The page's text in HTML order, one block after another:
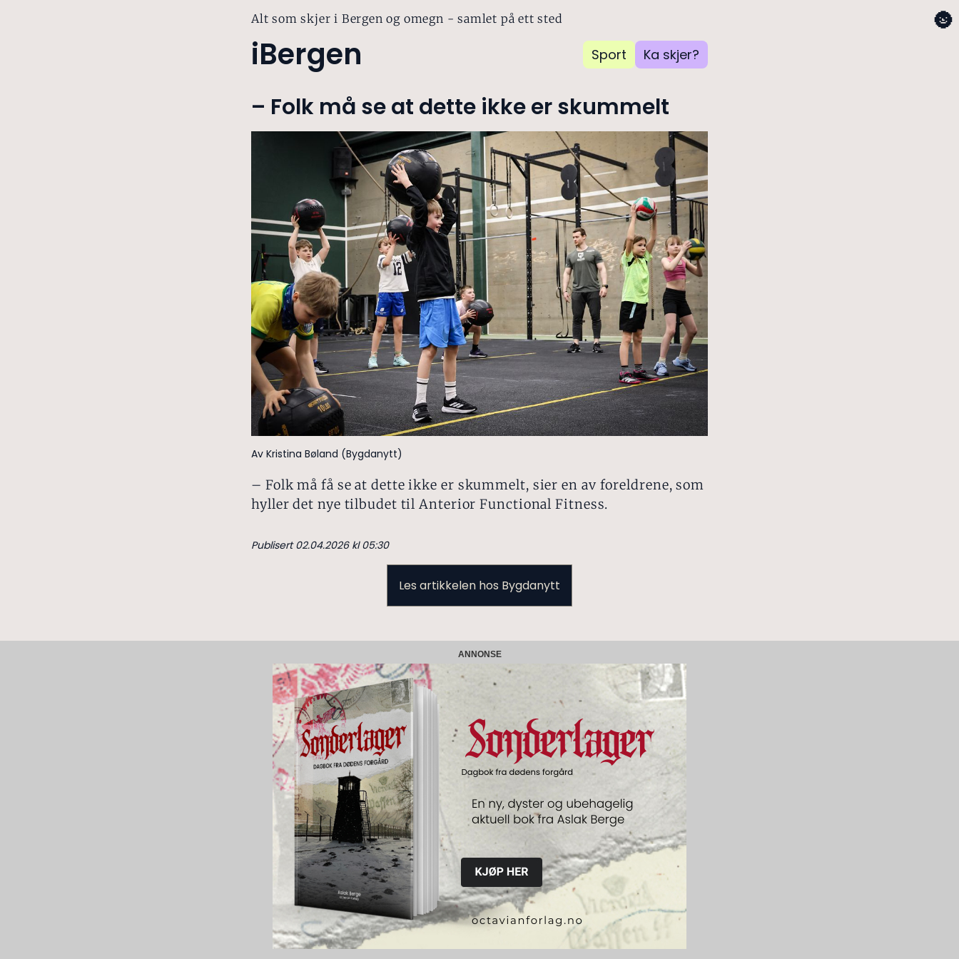
Alt som skjer i Bergen og omegn - samlet på ett sted
iBergen Sport Ka skjer?
🌚
– Folk må se at dette ikke er skummelt
Av Kristina Bøland (Bygdanytt)
– Folk må få se at dette ikke er skummelt, sier en av foreldrene, som
hyller det nye tilbudet til Anterior Functional Fitness.
Publisert 02.04.2026 kl 05:30
Les artikkelen hos Bygdanytt
ANNONSE